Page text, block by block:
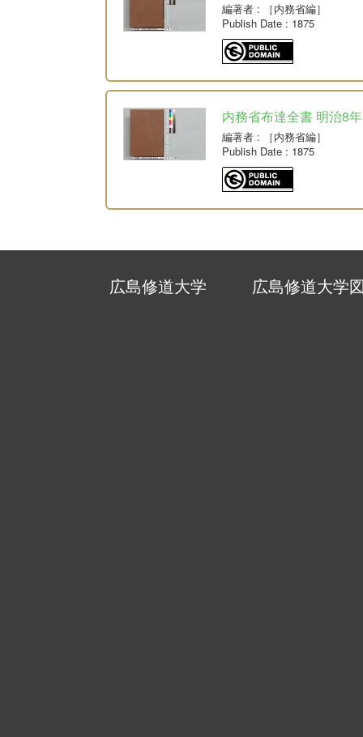
編著者 : ［内務省編］
Publish Date : 1875
内務省布達全書 明治8年
編著者 : ［内務省編］
Publish Date : 1875
広島修道大学 広島修道大学